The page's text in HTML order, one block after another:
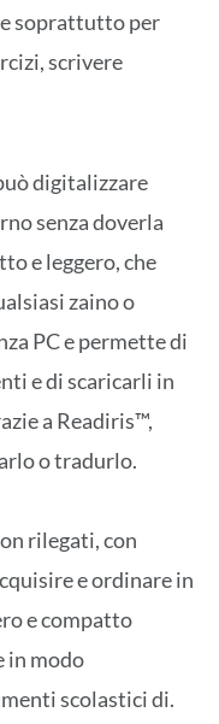
soprattutto per
scrivere
digitalizzare
senza doverla
e leggero, che
zaino o
PC e permette di
e di scaricarli in
a Readiris™,
o tradurlo.
rilegati, con
e ordinare in
e compatto
in modo
scolastici di.